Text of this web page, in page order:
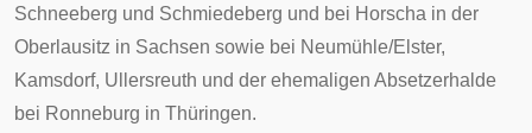
Schneeberg und Schmiedeberg und bei Horscha in der
Oberlausitz in Sachsen sowie bei Neumühle/Elster,
Kamsdorf, Ullersreuth und der ehemaligen Absetzerhalde
bei Ronneburg in Thüringen.